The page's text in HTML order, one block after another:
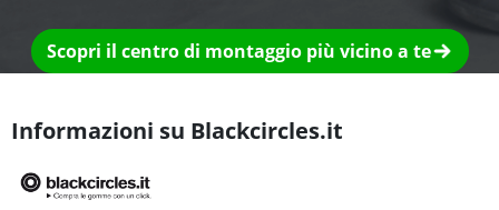
Scopri il centro di montaggio più vicino a te
Informazioni su Blackcircles.it